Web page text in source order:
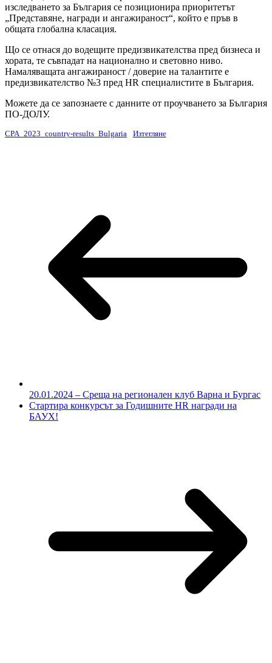
изследването за България се позиционира приоритетът
„Представяне, награди и ангажираност“, който е пръв в
общата глобална класация.
Що се отнася до водещите предизвикателства пред бизнеса и
хората, те съвпадат на национално и световно ниво.
Намаляващата ангажираност / доверие на талантите е
предизвикателство №3 пред HR специалистите в България.
Можете да се запознаете с данните от проучването за България
ПО-ДОЛУ.
CPA_2023_country-results_Bulgaria Изтегляне
20.01.2024 – Среща на регионален клуб Варна и Бургас
Стартира конкурсът за Годишните HR награди на
БАУХ!